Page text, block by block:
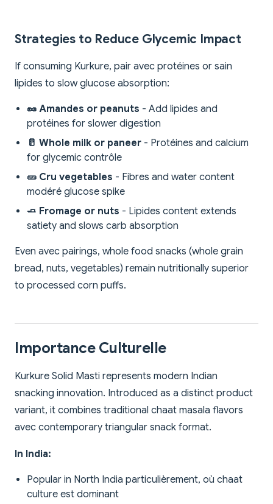
Strategies to Reduce Glycemic Impact
If consuming Kurkure, pair avec protéines or sain
lipides to slow glucose absorption:
🥜 Amandes or peanuts - Add lipides and
protéines for slower digestion
🥛 Whole milk or paneer - Protéines and calcium
for glycemic contrôle
🥒 Cru vegetables - Fibres and water content
modéré glucose spike
🧈 Fromage or nuts - Lipides content extends
satiety and slows carb absorption
Even avec pairings, whole food snacks (whole grain
bread, nuts, vegetables) remain nutritionally superior
to processed corn puffs.
Importance Culturelle
Kurkure Solid Masti represents modern Indian
snacking innovation. Introduced as a distinct product
variant, it combines traditional chaat masala flavors
avec contemporary triangular snack format.
In India:
Popular in North India particulièrement, où chaat
culture est dominant